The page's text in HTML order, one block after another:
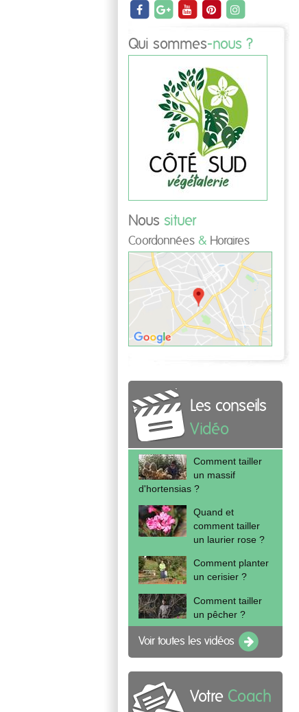
Qui sommes-nous ?
Nous situer
Coordonnées & Horaires
Les conseils
Vidéo
Comment tailler
un massif
d'hortensias ?
Quand et
comment tailler
un laurier rose ?
Comment planter
un cerisier ?
Comment tailler
un pêcher ?
Voir toutes les vidéos
Votre Coach